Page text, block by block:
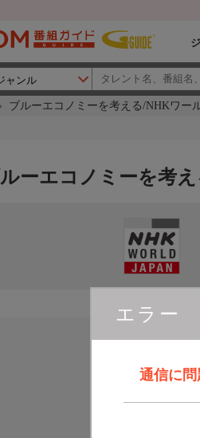
ブルーエコノミーを考える/NHKワー
エラー
通信に
ーエコノミーを考